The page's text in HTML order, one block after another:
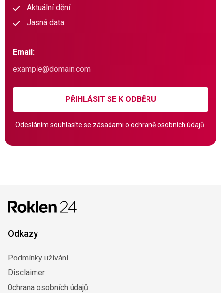
Aktuální dění
Jasná data
Email:
PŘIHLÁSIT SE K ODBĚRU
Odesláním souhlasíte se zásadami o ochraně osobních údajů.
Odkazy
Podmínky užívání
Disclaimer
0chrana osobních údajů